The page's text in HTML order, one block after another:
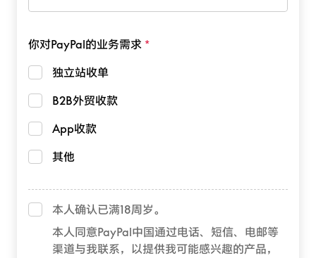
你对PayPal的业务需求
独立站收单
B2B外贸收款
App收款
其他
本人确认已满18周岁。
本人同意PayPal中国通过电话、短信、电邮等
渠道与我联系，以提供我可能感兴趣的产品，